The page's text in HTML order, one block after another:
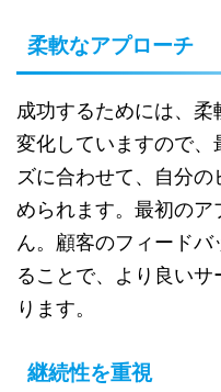
柔軟なアプローチ
成功するためには、
変化していますので
ズに合わせて、自分
められます。最初の
ん。顧客のフィード
ることで、より良い
ります。
継続性を重視